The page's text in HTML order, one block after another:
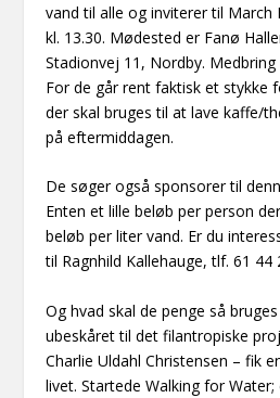
vand til alle og inviterer til March
kl. 13.30. Mødested er Fanø
Stadionvej 11, Nordby.
For de går rent faktisk et stykke
der skal bruges til at lave kaffe/
på eftermiddagen.
De søger også sponsorer til
Enten et lille beløb per person
beløb per liter vand. Er du
til Ragnhild Kallehauge, tlf. 61 44
Og hvad skal de penge så
ubeskåret til det filantropiske
Charlie Uldahl Christensen – fik
livet. Startede Walking for